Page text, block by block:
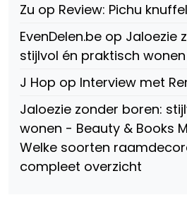
Zu op Review: Pichu
EvenDelen.be op Jaloezie
stijlvol én praktisch wonen
J Hop op Interview met
Jaloezie zonder boren:
wonen - Beauty & Books
Welke soorten
compleet overzicht